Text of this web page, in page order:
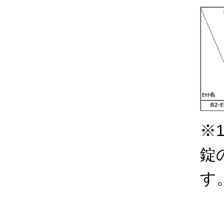
錠
す